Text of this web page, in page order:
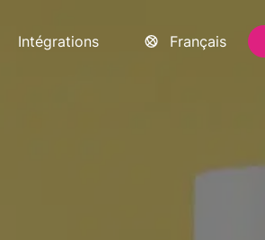
Intégrations Français